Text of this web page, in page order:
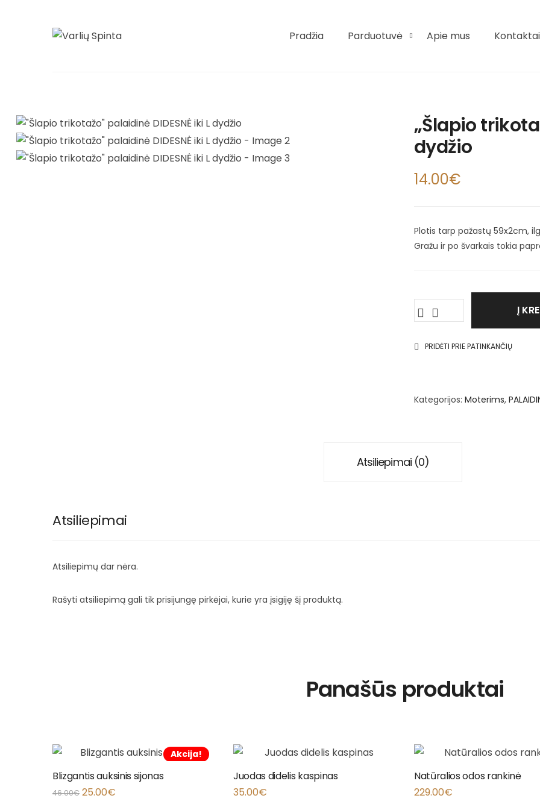
Pradžia Parduotuvė Apie mus Kontaktai
„Šlapio
dydžio
14.00€
Plotis tarp pažastų 59x2cm,
Gražu ir po švarkais tokia
Į
PRIDĖTI PRIE PATINKANČIŲ
Kategorijos: Moterims,
Atsiliepimai (0)
Atsiliepimai
Atsiliepimų dar nėra.
Rašyti atsiliepimą gali tik prisijungę pirkėjai, kurie yra įsigiję šį produktą.
Panašūs produktai
Akcija!
Blizgantis auksinis sijonas
46.00€ 25.00€
Juodas didelis kaspinas
35.00€
Natūralios odos rankinė
229.00€